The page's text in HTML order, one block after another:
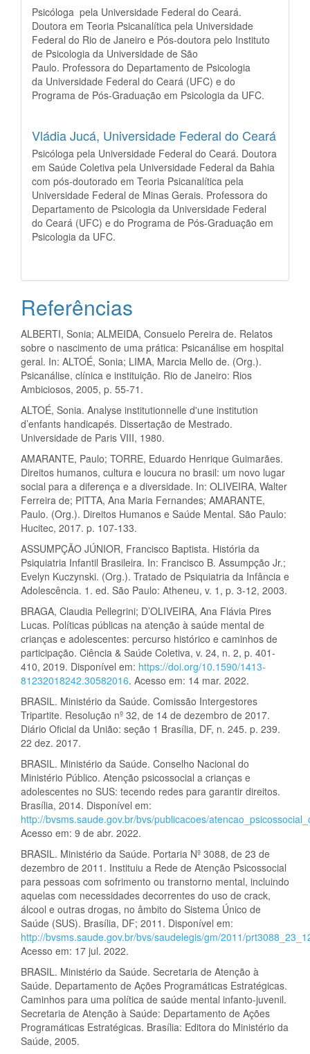
Psicóloga pela Universidade Federal do Ceará.
Doutora em Teoria Psicanalítica pela Universidade
Federal do Rio de Janeiro e Pós-doutora pelo Instituto
de Psicologia da Universidade de São
Paulo. Professora do Departamento de Psicologia
da Universidade Federal do Ceará (UFC) e do
Programa de Pós-Graduação em Psicologia da UFC.
Vládia Jucá, Universidade Federal do Ceará
Psicóloga pela Universidade Federal do Ceará. Doutora
em Saúde Coletiva pela Universidade Federal da Bahia
com pós-doutorado em Teoria Psicanalítica pela
Universidade Federal de Minas Gerais. Professora do
Departamento de Psicologia da Universidade Federal
do Ceará (UFC) e do Programa de Pós-Graduação em
Psicologia da UFC.
Referências
ALBERTI, Sonia; ALMEIDA, Consuelo Pereira de. Relatos
sobre o nascimento de uma prática: Psicanálise em hospital
geral. In: ALTOÉ, Sonia; LIMA, Marcia Mello de. (Org.).
Psicanálise, clínica e instituição. Rio de Janeiro: Rios
Ambiciosos, 2005, p. 55-71.
ALTOÉ, Sonia. Analyse institutionnelle d'une institution
d’enfants handicapés. Dissertação de Mestrado.
Universidade de Paris VIII, 1980.
AMARANTE, Paulo; TORRE, Eduardo Henrique Guimarães.
Direitos humanos, cultura e loucura no brasil: um novo lugar
social para a diferença e a diversidade. In: OLIVEIRA, Walter
Ferreira de; PITTA, Ana Maria Fernandes; AMARANTE,
Paulo. (Org.). Direitos Humanos e Saúde Mental. São Paulo:
Hucitec, 2017. p. 107-133.
ASSUMPÇÃO JÚNIOR, Francisco Baptista. História da
Psiquiatria Infantil Brasileira. In: Francisco B. Assumpção Jr.;
Evelyn Kuczynski. (Org.). Tratado de Psiquiatria da Infância e
Adolescência. 1. ed. São Paulo: Atheneu, v. 1, p. 3-12, 2003.
BRAGA, Claudia Pellegrini; D’OLIVEIRA, Ana Flávia Pires
Lucas. Políticas públicas na atenção à saúde mental de
crianças e adolescentes: percurso histórico e caminhos de
participação. Ciência & Saúde Coletiva, v. 24, n. 2, p. 401-
410, 2019. Disponível em: https://doi.org/10.1590/1413-
81232018242.30582016. Acesso em: 14 mar. 2022.
BRASIL. Ministério da Saúde. Comissão Intergestores
Tripartite. Resolução nº 32, de 14 de dezembro de 2017.
Diário Oficial da União: seção 1 Brasília, DF, n. 245. p. 239.
22 dez. 2017.
BRASIL. Ministério da Saúde. Conselho Nacional do
Ministério Público. Atenção psicossocial a crianças e
adolescentes no SUS: tecendo redes para garantir direitos.
Brasília, 2014. Disponível em:
http://bvsms.saude.gov.br/bvs/publicacoes/
Acesso em: 9 de abr. 2022.
BRASIL. Ministério da Saúde. Portaria Nº 3088, de 23 de
dezembro de 2011. Instituiu a Rede de Atenção Psicossocial
para pessoas com sofrimento ou transtorno mental, incluindo
aquelas com necessidades decorrentes do uso de crack,
álcool e outras drogas, no âmbito do Sistema Único de
Saúde (SUS). Brasília, DF; 2011. Disponível em:
http://bvsms.saude.gov.br/bvs/saudelegis/gm/2011/
Acesso em: 17 jul. 2022.
BRASIL. Ministério da Saúde. Secretaria de Atenção à
Saúde. Departamento de Ações Programáticas Estratégicas.
Caminhos para uma política de saúde mental infanto-juvenil.
Secretaria de Atenção à Saúde: Departamento de Ações
Programáticas Estratégicas. Brasília: Editora do Ministério da
Saúde, 2005.